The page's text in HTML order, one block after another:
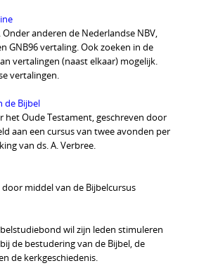
Onder anderen de Nederlandse NBV,
GNB96 vertaling. Ook zoeken in de
vertalingen (naast elkaar) mogelijk.
vertalingen.
de Bijbel
het Oude Testament, geschreven door
aan een cursus van twee avonden per
van ds. A. Verbree.
middel van de Bijbelcursus
wil zijn leden stimuleren
de bestudering van de Bijbel, de
de kerkgeschiedenis.